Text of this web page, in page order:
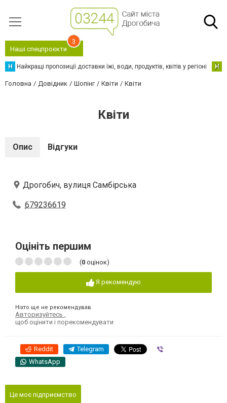
Наші спецпроєкти
3
Н Найкращі пропозиції доставки їжі, води, продуктів, квітів у регіоні Н
Головна Довідник Шопінг Квіти Квіти
Квіти
Опис Відгуки
Дрогобич, вулиця Самбірська
679236619
Оцініть першим
(0 оцінок)
Я рекомендую
Ніхто ще не рекомендував
Авторизуйтесь
щоб оцінити і порекомендувати
Reddit Telegram
WhatsApp
Це моє підприємство